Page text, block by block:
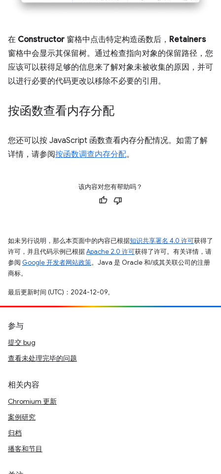
在 Constructor 窗格中点击特定构造函数后， Retainers
窗格中会显示其保留树。通过检查指向对象的保留路径，您
应该可以获得足够的信息来了解对象未被收集的原因，并可
以进行必要的代码更改以移除不必要的引用。
按函数查看内存分配
您还可以按 JavaScript 函数查看内存分配情况。如需了解
详情，请参阅按函数调查内存分配。
该内容对您有帮助吗？
如未另行说明，那么本页面中的内容已根据知识共享署名 4.0 许可获得了
许可，并且代码示例已根据Apache 2.0 许可获得了许可。有关详情，请
参阅 Google 开发者网站政策。Java 是 Oracle 和/或其关联公司的注册
商标。
最后更新时间 (UTC)：2024-12-09。
参与
提交 bug
查看未处理完毕的问题
相关内容
Chromium 更新
案例研究
归档
播客和节目